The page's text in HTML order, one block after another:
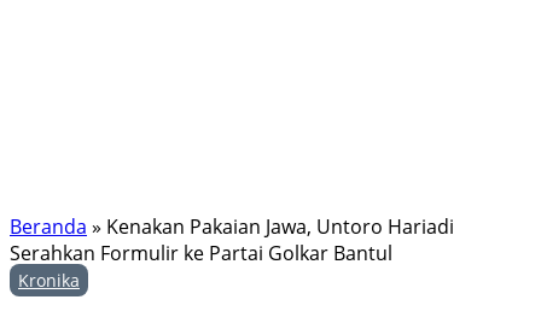
Beranda » Kenakan Pakaian Jawa, Untoro Hariadi
Serahkan Formulir ke Partai Golkar Bantul
Kronika